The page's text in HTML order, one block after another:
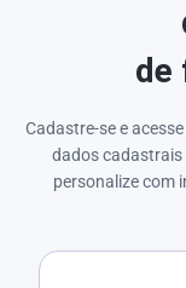
de
Cadastre-se e
dados cadastrais
personalize com